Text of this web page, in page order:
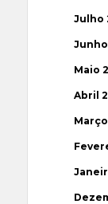
Julho
Maio
Abril